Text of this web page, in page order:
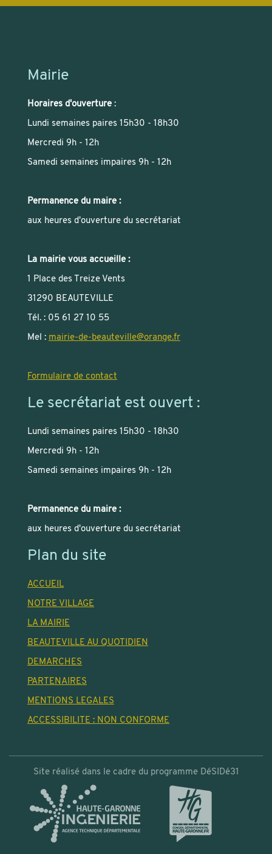
Mairie
Horaires d'ouverture :
Lundi semaines paires 15h30 - 18h30
Mercredi 9h - 12h
Samedi semaines impaires 9h - 12h
Permanence du maire :
aux heures d'ouverture du secrétariat
La mairie vous accueille :
1 Place des Treize Vents
31290 BEAUTEVILLE
Tél. : 05 61 27 10 55
Mel : mairie-de-beauteville@orange.fr
Formulaire de contact
Le secrétariat est ouvert :
Lundi semaines paires 15h30 - 18h30
Mercredi 9h - 12h
Samedi semaines impaires 9h - 12h
Permanence du maire :
aux heures d'ouverture du secrétariat
Plan du site
ACCUEIL
NOTRE VILLAGE
LA MAIRIE
BEAUTEVILLE AU QUOTIDIEN
DEMARCHES
PARTENAIRES
MENTIONS LEGALES
ACCESSIBILITE : NON CONFORME
Site réalisé dans le cadre du programme DéSIDé31